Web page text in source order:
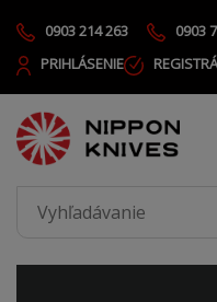
0903 214 263 0903
PRIHLÁSENIE